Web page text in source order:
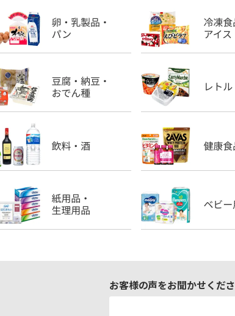
お客様の声をお聞かせくだ